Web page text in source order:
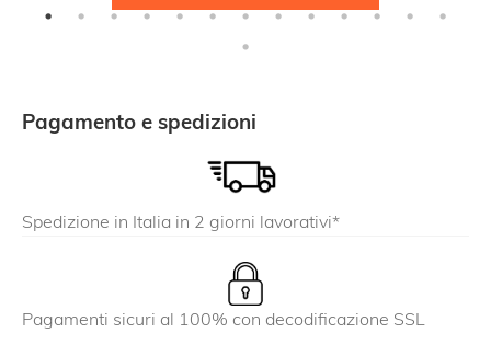
Pagamento e spedizioni
Spedizione in Italia in 2 giorni lavorativi*
Pagamenti sicuri al 100% con decodificazione SSL